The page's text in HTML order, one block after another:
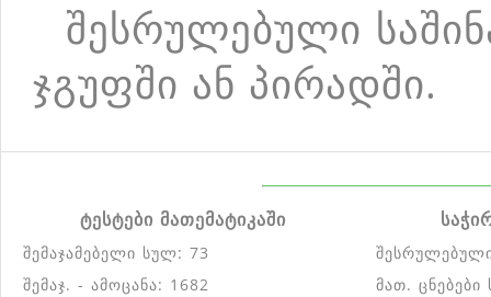
შესრულებული
ჯგუფში ან პირადში.
ტესტები მათემატიკაში
შემაჯამებელი სულ: 73
შემაჯ. - ამოცანა: 1682
მათ.